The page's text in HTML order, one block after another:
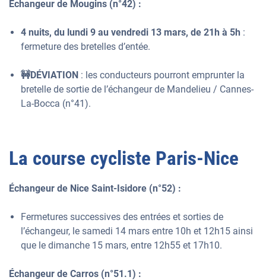
Échangeur de Mougins (n°42) :
4 nuits, du lundi 9 au vendredi 13 mars, de 21h à 5h :
fermeture des bretelles d’entée.
🚧DÉVIATION : les conducteurs pourront emprunter la
bretelle de sortie de l’échangeur de Mandelieu / Cannes-
La-Bocca (n°41).
La course cycliste Paris-Nice
Échangeur de Nice Saint-Isidore (n°52) :
Fermetures successives des entrées et sorties de
l’échangeur, le samedi 14 mars entre 10h et 12h15 ainsi
que le dimanche 15 mars, entre 12h55 et 17h10.
Échangeur de Carros (n°51.1) :